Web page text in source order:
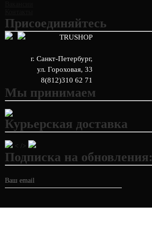
Присоединяйтесь
TRUSHOP
г. Санкт-Петербург,
ул. Гороховая, 33
8(812)310 62 71
Мы принимаем
Курьерская доставка
< />
Подписка на обновления: